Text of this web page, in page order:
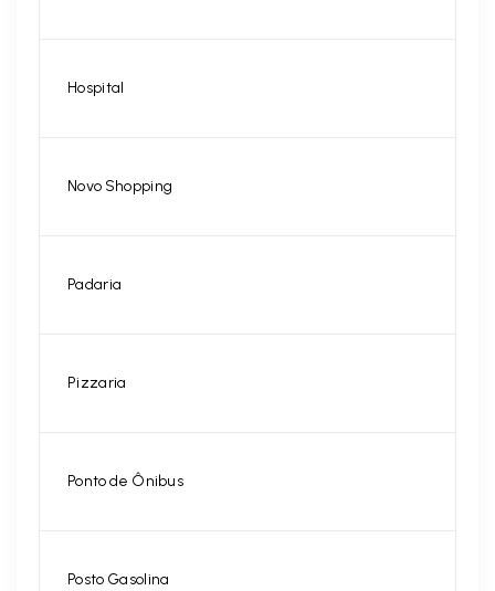
Hospital
Novo Shopping
Padaria
Pizzaria
Ponto de Ônibus
Posto Gasolina